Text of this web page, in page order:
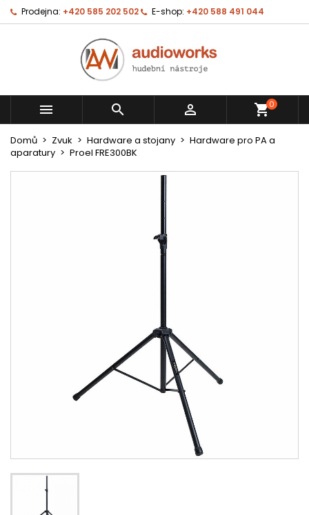
Prodejna: +420 585 202 502 E-shop: +420 588 491 044
   shopping_cart0
Domů Zvuk Hardware a stojany
Hardware pro PA a
aparatury
Proel FRE300BK